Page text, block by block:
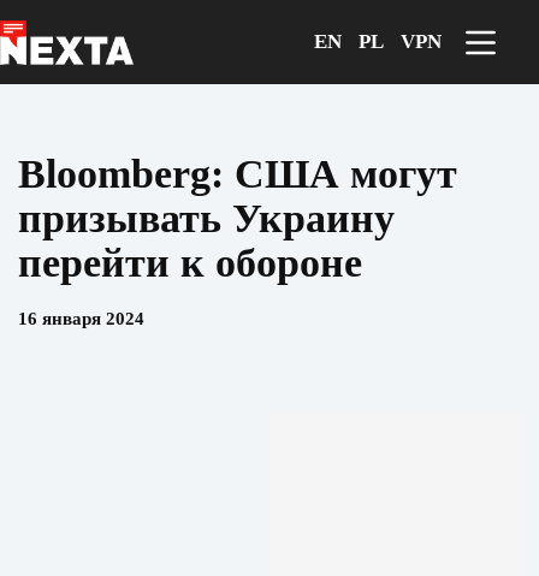
к
сути
EN PL VPN
Bloomberg: США могут
призывать Украину
перейти к обороне
16 января 2024